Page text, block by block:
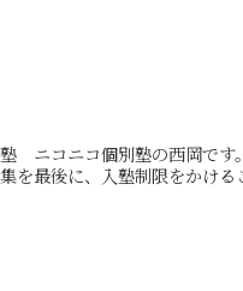
ニコニコ個別塾の西岡で
を最後に、入塾制限をかけ